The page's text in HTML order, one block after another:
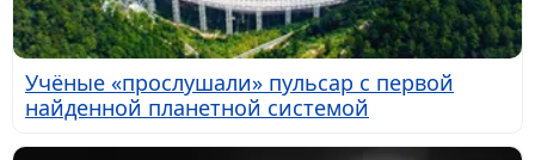
Учёные «прослушали» пульсар с первой
найденной планетной системой